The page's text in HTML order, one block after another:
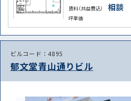
賃料（共益費込） 相談
坪単価
ビルコード：4895
郁文堂青山通りビル